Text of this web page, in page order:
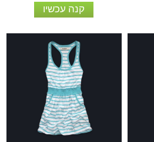
קנה עכשיו